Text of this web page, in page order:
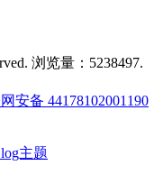
浏览量：5238497.
安备 44178102001190
主题